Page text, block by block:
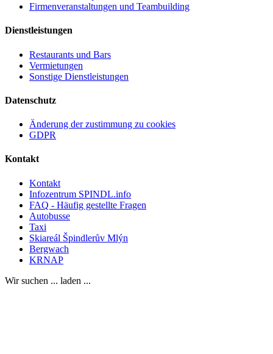
Firmenveranstaltungen und Teambuilding
Dienstleistungen
Restaurants und Bars
Vermietungen
Sonstige Dienstleistungen
Datenschutz
Änderung der zustimmung zu cookies
GDPR
Kontakt
Kontakt
Infozentrum SPINDL.info
FAQ - Häufig gestellte Fragen
Autobusse
Taxi
Skiareál Špindlerův Mlýn
Bergwach
KRNAP
Wir suchen ... laden ...